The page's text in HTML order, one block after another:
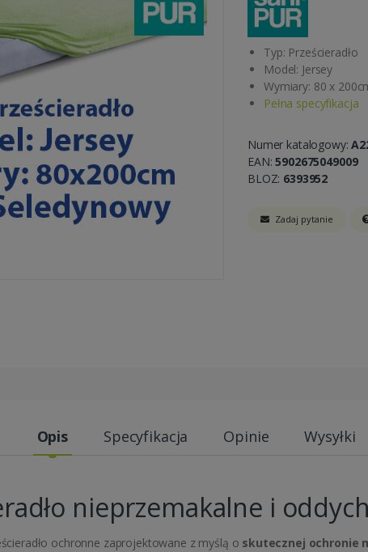
Typ: Prześcieradło
Model: Jersey
Wymiary: 80 x
Pełna specyfikacja
Numer katalogowy:
EAN:5902675049009
BLOZ: 6393952
Zadaj pytanie
Opis Specyfikacja Opinie Wysyłki
nieprzemakalne i
ochronne zaprojektowane z myślą o skutecznej ochronie